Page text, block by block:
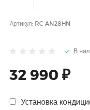
Артикул: RC-AN28HN
В
32 990 ₽
Установка